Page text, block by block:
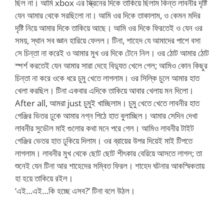
ছিল না। আমি xbox এর স্ক্রিনের দিকে তাকিয়ে ছিলাম কিন্ত লাবনীর দৃষ্টি
যেন আমার থেকে সরছিলো না। আমি ওর দিকে তাকালাম, ও কেমন মদির
দৃষ্টি নিয়ে আমার দিকে তাকিয়ে আছে। আমি ওর দিকে ফিরতেই ও যেন ওর
সময়, স্থান সব জ্ঞান হারিয়ে ফেলল। টিনা, শাহেদ যে আমাদের পাশে বসা
সে চিন্তা না করেই ও আমার মুখ ওর দিকে টেনে নিল। ওর ঠোট আমার ঠোট
স্পর্শ করতেই যেন আমার সারা দেহে বিদ্যুত খেলে গেল; আমিও কোন কিছুর
চিন্তা না করে ওকে ধরে চুমু খেতে লাগলাম। ওর সিল্কি চুলে আমার হাত
খেলা করছিল। টিনা একবার এদিকে তাকিয়ে আবার খেলায় মন দিলো।
After all, আমরা just চুমুই খাচ্ছিলাম। চুমু খেতে খেতে লাবনীর হাত
গেঞ্জির ভিতর ঢুকে আমার নগ্ন পিঠে হাত বুলাচ্ছিল। আমার সেদিন দেখা
লাবনীর সুডৌল মাই গুলোর কথা মনে পরে গেল। আমিও লাবনীর টাইট
গেঞ্জির ভেতর হাত ঢুকিয়ে দিলাম। ওর ব্রায়ের উপর দিয়েই মাই টিপতে
লাগলাম। লাবনীর মুখ থেকে ছোট ছোট শীৎকার বেরিয়ে আসতে লাগল; তা
শুনেই যেন টিনা আর শাহেদের সম্বিত ফিরল। শাহেদ ঘটনার আকস্মিকতায়
হা হয়ে তাকিয়ে রইল।
‘এই…এই…কি হচ্ছে এসব?’ টিনা বলে উঠল।